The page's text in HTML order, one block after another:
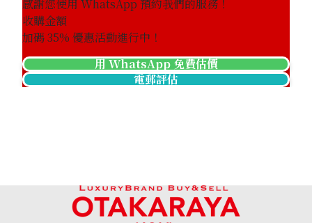
coral brooch
參考回收價
感謝您使用 WhatsApp 預約我們的服務！
收購金額
加碼35% 優惠活動進行中！
用 WhatsApp 免費估價
電郵評估